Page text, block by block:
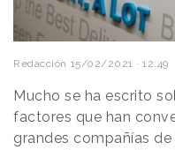
Redacción 15/02/2021 · 12:49
Mucho se ha escrito
factores que han
grandes compañías